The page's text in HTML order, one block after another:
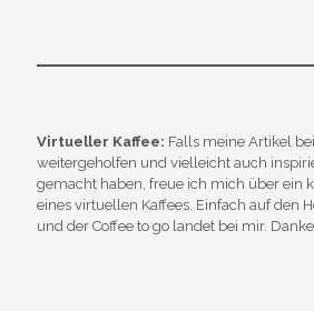
Virtueller Kaffee: Falls meine Artikel
weitergeholfen und vielleicht auch
gemacht haben, freue ich mich über ein
eines virtuellen Kaffees. Einfach auf den
und der Coffee to go landet bei mir.